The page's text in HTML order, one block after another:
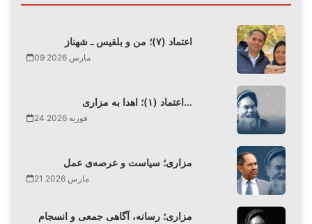
اعتماد (۷)؛ من و بلقیس ـ شهناز
09 مارس 2026
اعتماد (۱)؛ اهدا به مزاری…
24 فوریه 2026
مزاری؛ سیاست و عرصه‌ی عمل
21 مارس 2026
مزاری؛ رسانه، آگاهی جمعی و انسجام